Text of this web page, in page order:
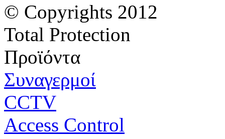
© Copyrights 2012
Total Protection
Προϊόντα
Συναγερμοί
CCTV
Access Control